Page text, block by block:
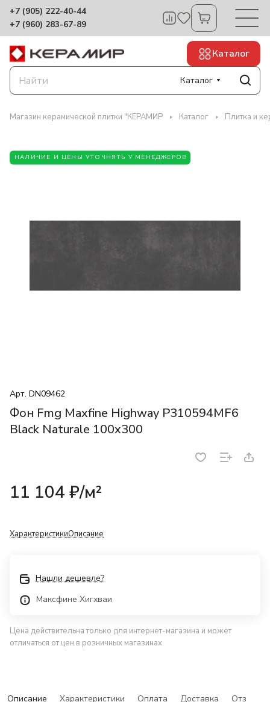
+7 (905) 222-40-44
+7 (960) 283-67-89
Каталог
Каталог
Магазин керамической плитки "КЕРАМИР Каталог Плитка и
НАЛИЧИЕ И ЦЕНЫ УТОЧНЯТЬ У МЕНЕДЖЕРОВ
Арт. DN09462
Фон Fmg Maxfine Highway P310594MF6
Black Naturale 100x300
11 104 ₽/м²
ХарактеристикиОписание
Нашли дешевле?
Максфине Хигхваи
Цена действительна только для интернет-магазина и может
отличаться от цен в розничных магазинах
Описание Характеристики Оплата Доставка Отзывы